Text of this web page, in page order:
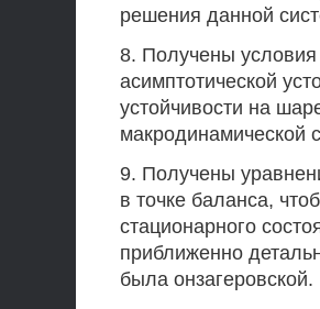
решения данной
8. Получены
асимптотической
устойчивости на
макродинамической
9. Получены
в точке баланса,
стационарного
приближенно
была онзагеровской.